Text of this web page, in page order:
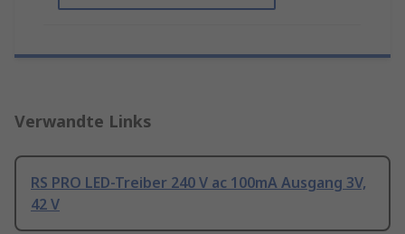
Verwandte Links
RS PRO LED-Treiber 240 V ac 100mA Ausgang 3V,
42 V